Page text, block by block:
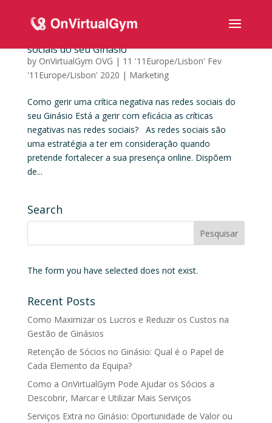
sociais do seu Ginásio
by OnVirtualGym OVG | 11 '11Europe/Lisbon' Fev
'11Europe/Lisbon' 2020 | Marketing
Como gerir uma crítica negativa nas redes sociais do
seu Ginásio Está a gerir com eficácia as críticas
negativas nas redes sociais? As redes sociais são
uma estratégia a ter em consideração quando
pretende fortalecer a sua presença online. Dispõem
de...
Search
The form you have selected does not exist.
Recent Posts
Como Maximizar os Lucros e Reduzir os Custos na
Gestão de Ginásios
Retenção de Sócios no Ginásio: Qual é o Papel de
Cada Elemento da Equipa?
Como a OnVirtualGym Pode Ajudar os Sócios a
Descobrir, Marcar e Utilizar Mais Serviços
Serviços Extra no Ginásio: Oportunidade de Valor ou